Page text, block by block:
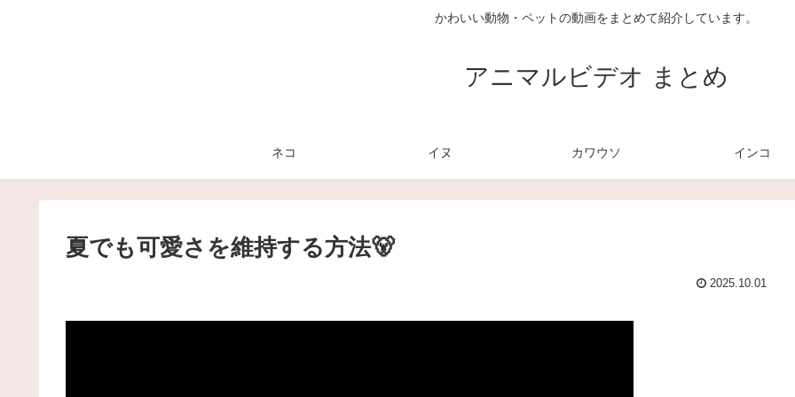
かわいい動物・ペットの動画をまとめて紹介しています。
アニマルビデオ まとめ
ネコ イヌ カワウソ インコ
夏でも可愛さを維持する方法🐻
2025.10.01